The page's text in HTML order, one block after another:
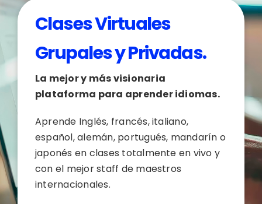
Clases Virtuales
Grupales y Privadas.
La mejor y más visionaria
plataforma para aprender idiomas.
Aprende Inglés, francés, italiano,
español, alemán, portugués, mandarín o
japonés en clases totalmente en vivo y
con el mejor staff de maestros
internacionales.